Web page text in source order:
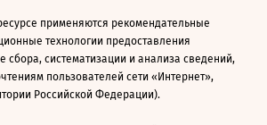
применяются рекомендательные
технологии предоставления
сбора, систематизации и анализа сведений,
пользователей сети «Интернет»,
Российской Федерации).